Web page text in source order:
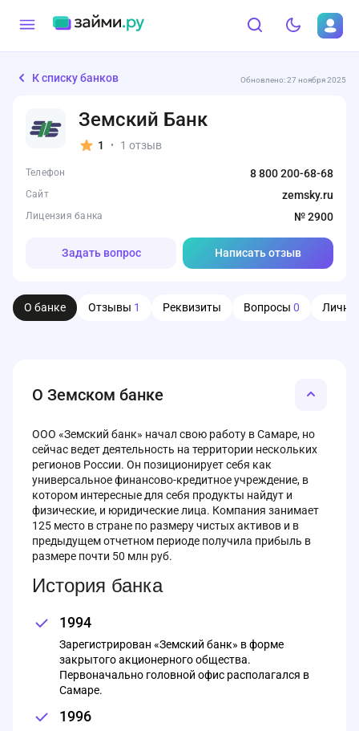
К списку банков Обновлено: 27 ноября 2025
Земский Банк
1 • 1 отзыв
Телефон 8 800 200-68-68
Сайт zemsky.ru
Лицензия банка № 2900
Задать вопрос Написать отзыв
О банке Отзывы 1 Реквизиты Вопросы 0
О Земском банке
ООО «Земский банк» начал свою работу в Самаре, но
сейчас ведет деятельность на территории нескольких
регионов России. Он позиционирует себя как
универсальное финансово-кредитное учреждение, в
котором интересные для себя продукты найдут и
физические, и юридические лица. Компания занимает
125 место в стране по размеру чистых активов и в
предыдущем отчетном периоде получила прибыль в
размере почти 50 млн руб.
История банка
1994
Зарегистрирован «Земский банк» в форме
закрытого акционерного общества.
Первоначально головной офис располагался в
Самаре.
1996